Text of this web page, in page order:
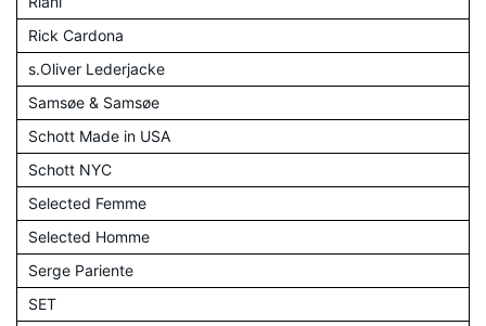
Rick Cardona
s.Oliver Lederjacke
Samsøe & Samsøe
Schott Made in USA
Schott NYC
Selected Femme
Selected Homme
Serge Pariente
SET